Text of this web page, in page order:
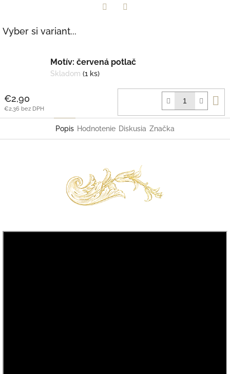
Vyber si variant...
Motív: červená potlač
Skladom (1 ks)
€2,90
€2,36 bez DPH
Popis Hodnotenie Diskusia Značka